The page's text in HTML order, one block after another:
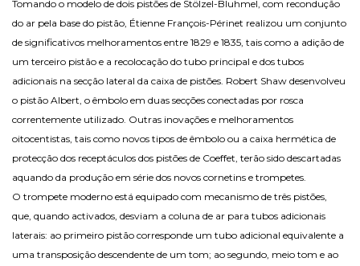
Tomando o modelo de dois pistões de Stölzel-Bluhmel, com recondução
do ar pela base do pistão, Étienne François-Périnet realizou um conjunto
de significativos melhoramentos entre 1829 e 1835, tais como a adição de
um terceiro pistão e a recolocação do tubo principal e dos tubos
adicionais na secção lateral da caixa de pistões. Robert Shaw desenvolveu
o pistão Albert, o êmbolo em duas secções conectadas por rosca
correntemente utilizado. Outras inovações e melhoramentos
oitocentistas, tais como novos tipos de êmbolo ou a caixa hermética de
protecção dos receptáculos dos pistões de Coeffet, terão sido descartadas
aquando da produção em série dos novos cornetins e trompetes.
O trompete moderno está equipado com mecanismo de três pistões,
que, quando activados, desviam a coluna de ar para tubos adicionais
laterais: ao primeiro pistão corresponde um tubo adicional equivalente a
uma transposição descendente de um tom; ao segundo, meio tom e ao